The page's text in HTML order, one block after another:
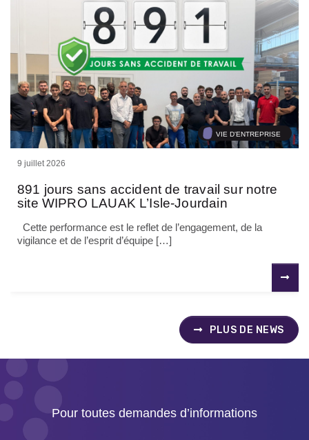
VIE D'ENTREPRISE
9 juillet 2026
891 jours sans accident de travail sur notre
site WIPRO LAUAK L’Isle-Jourdain
Cette performance est le reflet de l’engagement, de la
vigilance et de l’esprit d’équipe […]
PLUS DE NEWS
Pour toutes demandes d’informations